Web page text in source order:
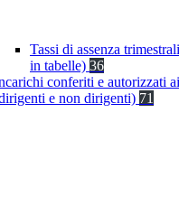
Tassi di assenza
in tabelle) 36
conferiti e autorizzati
e non dirigenti) 71